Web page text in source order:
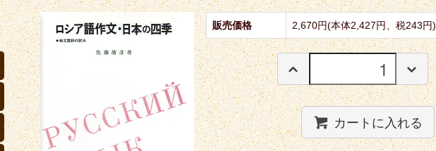
販売価格 2,670円(本体2,427円、税243円)
カートに入れる